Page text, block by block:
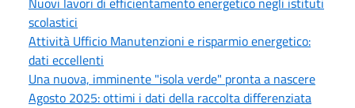
scolastici
Attività Ufficio Manutenzioni e risparmio energetico:
dati eccellenti
Una nuova, imminente "isola verde" pronta a nascere
Agosto 2025: ottimi i dati della raccolta differenziata